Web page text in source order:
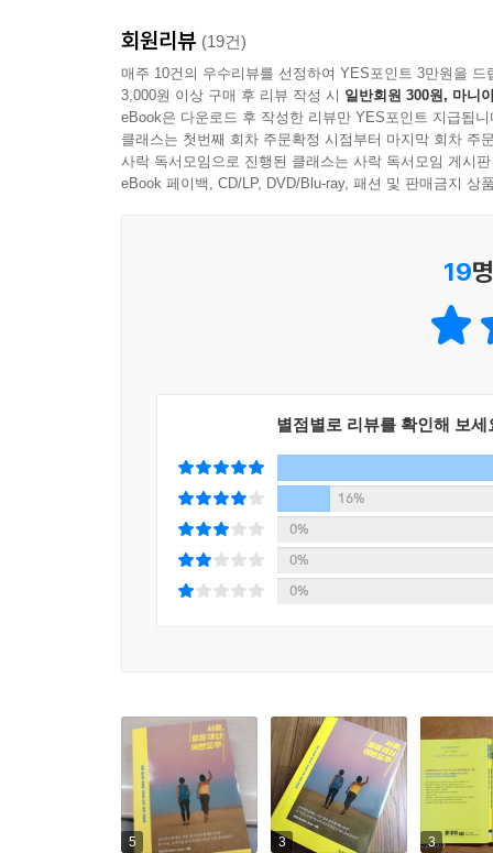
마음의 소리를 따라 그들은 떠났고, 여행했고, 돌
“오늘을 축하하자! 오늘 하루도 멋대로 잘 살았잖아
대책 없이 퇴사하고 그보다 100배쯤 대책 없이 떠
참 열심히 살았다. 치열하게 공부했고 눈물 나게
어느덧 나이는 서른. 부모님과 사회가 원하는
쉰내가 올라오고, 수시로 길을 잃기도 했다. 여
최고봉이라는 여권 분실까지…… 정말 모든 일
모습이 생생하게 보였고, 아무것도 하지 않는 것
“나는, 나를 위해 이렇게 계속 살고 싶다. 지금 행복
오늘만큼 재미있는 내일이 올 것이기에, 여행은 아
마주한 행복의 작은 순간들, 변화의 섬세한 찰나
오늘 하루하루를 재미있게 살아갈 방법을 가르
열심히 현재를 살 힘을 얻었다. 지금 서른의 문
있다면, 『서른, 결혼 대신 야반도주』를 펼쳐보
기분 좋은 외침을 남기게 될 테니 말이다.
회원리뷰 (19건)
매주 10건의 우수리뷰를 선정하여 YES포인트 3만원을 드
3,000원 이상 구매 후 리뷰 작성 시 일반회원 300원, 마니
eBook은 다운로드 후 작성한 리뷰만 YES포인트 지급됩니
클래스는 첫번째 회차 주문확정 시점부터 마지막 회차 주
사락 독서모임으로 진행된 클래스는 사락 독서모임 게시
eBook 페이백, CD/LP, DVD/Blu-ray, 패션 및 판매금지 상
19
별점별로 리뷰를 확인해 보세
16%
0%
0%
0%
5 3 3